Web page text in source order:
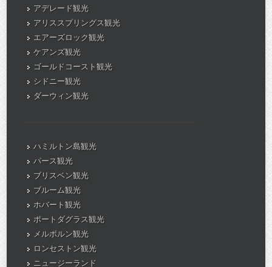
アデレード観光
アリススプリングス観光
エアーズロック観光
ケアンズ観光
ゴールドコースト観光
シドニー観光
ダーウィン観光
ハミルトン島観光
パース観光
ブリスベン観光
ブルーム観光
ホバート観光
ポートダグラス観光
メルボルン観光
ロンセストン観光
ニュージーランド